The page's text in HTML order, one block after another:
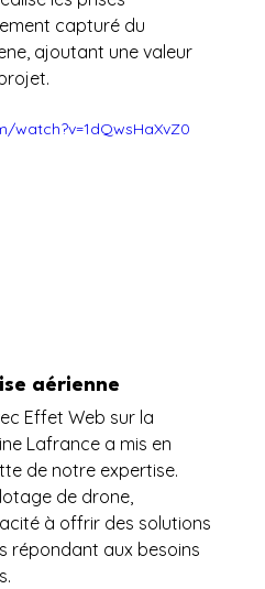
capturé du
ajoutant une valeur
aérienne
Effet Web sur la
Lafrance a mis en
de notre expertise.
de drone,
à offrir des solutions
répondant aux besoins